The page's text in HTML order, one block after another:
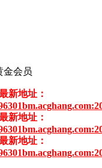
金会员
新地址：
新地址：
新地址：